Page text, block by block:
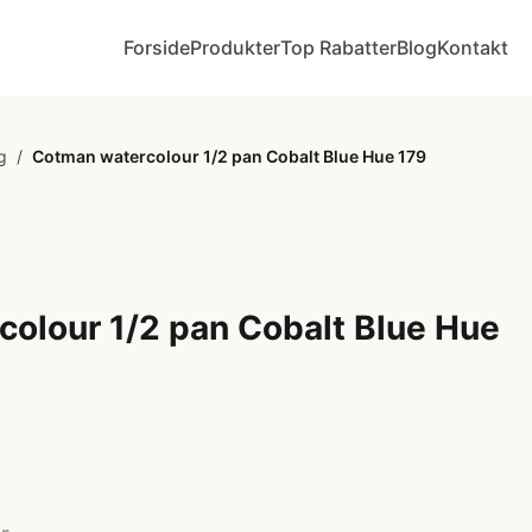
ForsideProdukterTop RabatterBlogKontakt
/ Cotman watercolour 1/2 pan Cobalt Blue Hue 179
1/2 pan Cobalt Blue Hue